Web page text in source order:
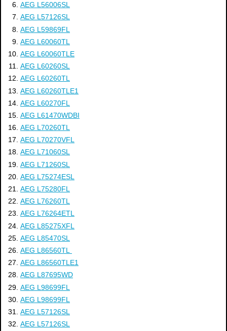
AEG L56006SL
AEG L57126SL
AEG L59869FL
AEG L60060TL
AEG L60060TLE
AEG L60260SL
AEG L60260TL
AEG L60260TLE1
AEG L60270FL
AEG L61470WDBI
AEG L70260TL
AEG L70270VFL
AEG L71060SL
AEG L71260SL
AEG L75274ESL
AEG L75280FL
AEG L76260TL
AEG L76264ETL
AEG L85275XFL
AEG L85470SL
AEG L86560TL
AEG L86560TLE1
AEG L87695WD
AEG L98699FL
AEG L98699FL
AEG L57126SL
AEG L57126SL